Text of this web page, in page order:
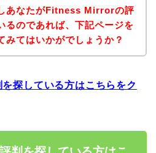
あなたがFitness Mirrorの評
るのであれば、下記ページを
みてはいかがでしょうか？
探している方はこちらをク